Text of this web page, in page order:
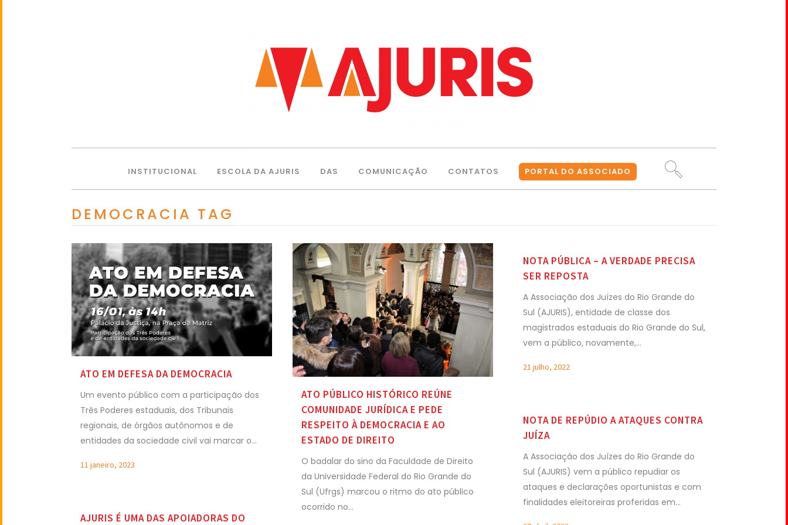
INSTITUCIONAL ESCOLA DA AJURIS DAS COMUNICAÇÃO CONTATOS PORTAL DO ASSOCIADO
DEMOCRACIA TAG
ATO EM DEFESA DA DEMOCRACIA
Um evento público com a participação dos
Três Poderes estaduais, dos Tribunais
regionais, de órgãos autônomos e de
entidades da sociedade civil vai marcar o...
11 janeiro, 2023
ATO PÚBLICO HISTÓRICO REÚNE
COMUNIDADE JURÍDICA E PEDE
RESPEITO À DEMOCRACIA E AO
ESTADO DE DIREITO
O badalar do sino da Faculdade de Direito
da Universidade Federal do Rio Grande do
Sul (Ufrgs) marcou o ritmo do ato público
ocorrido no...
NOTA PÚBLICA – A VERDADE PRECISA
SER REPOSTA
A Associação dos Juízes do Rio Grande do
Sul (AJURIS), entidade de classe dos
magistrados estaduais do Rio Grande do Sul,
vem a público, novamente,...
21 julho, 2022
NOTA DE REPÚDIO A ATAQUES CONTRA
JUÍZA
A Associação dos Juízes do Rio Grande do
Sul (AJURIS) vem a público repudiar os
ataques e declarações oportunistas e com
finalidades eleitoreiras proferidas em...
AJURIS É UMA DAS APOIADORAS DO